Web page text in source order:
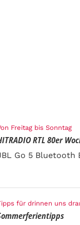
Freitag bis Sonntag
RTL 80er
Go 5 Bluetooth
für drinnen uns